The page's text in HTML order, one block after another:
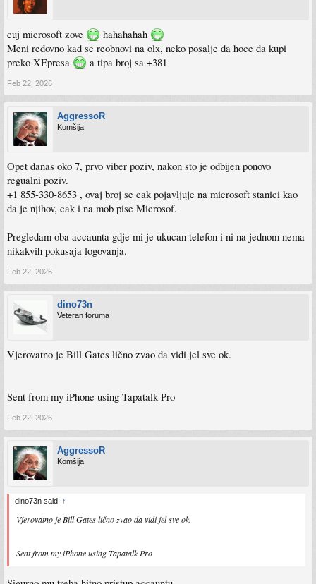
cuj microsoft zove
hahahahah
Meni redovno kad se reobnovi na olx, neko posalje da hoce da kupi
preko XEpresa
a tipa broj sa +381
Feb 22, 2026
AggressoR
Komšija
Opet danas oko 7, prvo viber poziv, nakon sto je odbijen ponovo
regualni poziv.
+1 855-330-8653 , ovaj broj se cak pojavljuje na microsoft stanici kao
da je njihov, cak i na mob pise Microsof.
Pregledam oba accaunta gdje mi je ukucan telefon i ni na jednom nema
nikakvih pokusaja logovanja.
Feb 22, 2026
dino73n
Veteran foruma
Vjerovatno je Bill Gates lično zvao da vidi jel sve ok.
Sent from my iPhone using Tapatalk Pro
Feb 22, 2026
AggressoR
Komšija
dino73n said: ↑
Vjerovatno je Bill Gates lično zvao da vidi jel sve ok.
Sent from my iPhone using Tapatalk Pro